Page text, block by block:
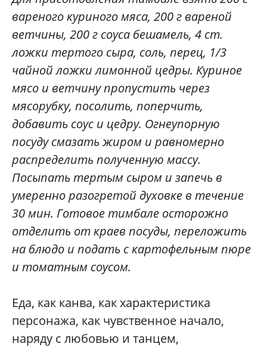
вареного куриного мяса, 200 г вареной
ветчины, 200 г соуса бешамель, 4 ст.
ложки тертого сыра, соль, перец, 1/3
чайной ложки лимонной цедры. Куриное
мясо и ветчину пропустить через
мясорубку, посолить, поперчить,
добавить соус и цедру. Огнеупорную
посуду смазать жиром и равномерно
распределить полученную массу.
Посыпать тертым сыром и запечь в
умеренно разогретой духовке в течение
30 мин. Готовое тимбале осторожно
отделить от краев посуды, переложить
на блюдо и подать с картофельным пюре
и томатным соусом.
Еда, как канва, как характеристика
персонажа, как чувственное начало,
наряду с любовью и танцем,